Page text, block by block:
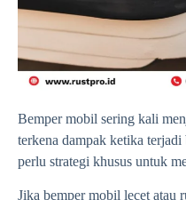
Bemper mobil sering kali
terkena dampak ketika terjadi
perlu strategi khusus untuk
Jika bemper mobil lecet atau